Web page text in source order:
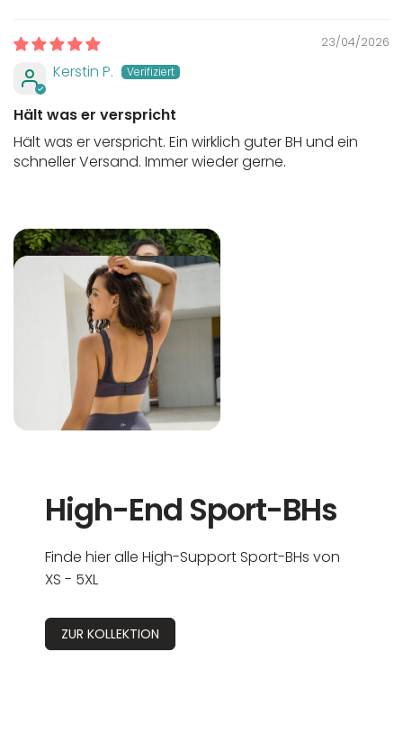
23/04/2026
Kerstin P.
Hält was er verspricht
Hält was er verspricht. Ein wirklich guter BH und ein
schneller Versand. Immer wieder gerne.
High-End Sport-BHs
Finde hier alle High-Support Sport-BHs von
XS - 5XL
ZUR KOLLEKTION